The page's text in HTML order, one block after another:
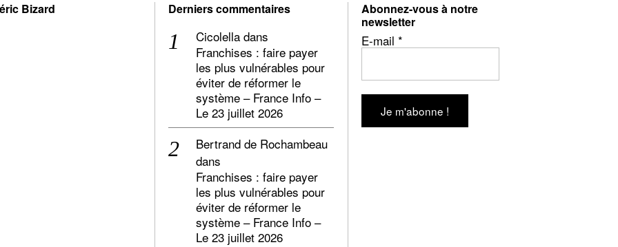
Bizard Derniers commentaires
Cicolella dans
Franchises : faire payer
les plus vulnérables pour
éviter de réformer le
système – France Info –
Le 23 juillet 2026
Bertrand de Rochambeau
dans
Franchises : faire payer
les plus vulnérables pour
éviter de réformer le
système – France Info –
Le 23 juillet 2026
Abonnez-vous à notre
newsletter
E-mail *